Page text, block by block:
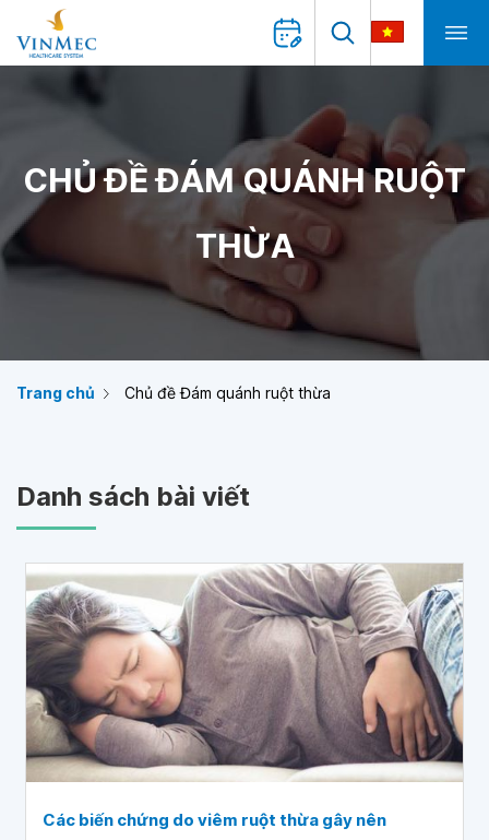
CHỦ ĐỀ ĐÁM QUÁNH RUỘT
THỪA
Trang chủ Chủ đề Đám quánh ruột thừa
Danh sách bài viết
Các biến chứng do viêm ruột thừa gây nên